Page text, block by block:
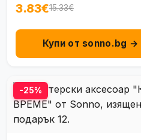
3.83€15.33€
Купи от sonno.bg →
-25%